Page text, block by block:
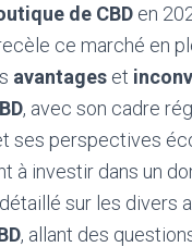
de CBD en
ce marché en
avantages et
, avec son cadre
ses perspectives
à investir dans un
sur les divers
, allant des